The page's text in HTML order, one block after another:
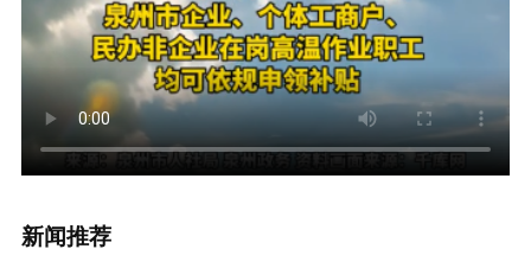
新闻推荐